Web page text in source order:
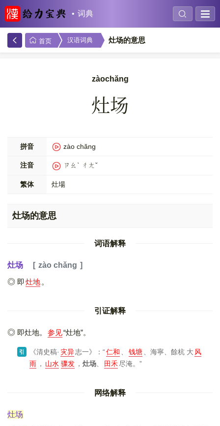
词典
首页 汉语词典 灶场的意思
zàochăng
灶场
拼音 zào chăng
注音 ㄗㄠˋ ㄔㄤˇ
繁体 灶場
灶场的意思
词语解释
灶场
zào chǎng
即 灶地 。
引证解释
即灶地。 参见“灶地”。
引 《清史稿· 灾异志一》 ：“仁和 钱塘 、海寧、餘杭 大 风
雨 ， 山水 骤发 ， 灶场 田禾尽淹。”
网络解释
灶场